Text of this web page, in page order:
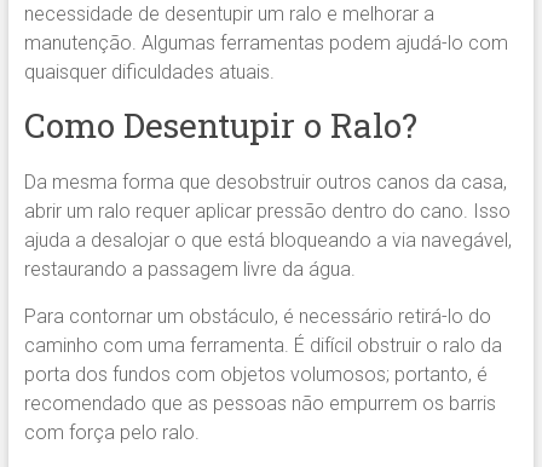
necessidade de desentupir um ralo e melhorar a
manutenção. Algumas ferramentas podem ajudá-lo com
quaisquer dificuldades atuais.
Como Desentupir o Ralo?
Da mesma forma que desobstruir outros canos da casa,
abrir um ralo requer aplicar pressão dentro do cano. Isso
ajuda a desalojar o que está bloqueando a via navegável,
restaurando a passagem livre da água.
Para contornar um obstáculo, é necessário retirá-lo do
caminho com uma ferramenta. É difícil obstruir o ralo da
porta dos fundos com objetos volumosos; portanto, é
recomendado que as pessoas não empurrem os barris
com força pelo ralo.